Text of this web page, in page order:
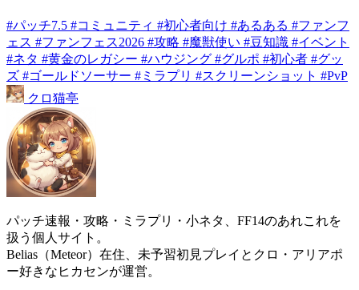
#パッチ7.5 #コミュニティ #初心者向け #あるある #ファンフ
ェス #ファンフェス2026 #攻略 #魔獣使い #豆知識 #イベント
#ネタ #黄金のレガシー #ハウジング #グルポ #初心者 #グッ
ズ #ゴールドソーサー #ミラプリ #スクリーンショット #PvP
クロ猫亭
パッチ速報・攻略・ミラプリ・小ネタ、FF14のあれこれを
扱う個人サイト。
Belias（Meteor）在住、未予習初見プレイとクロ・アリアポ
ー好きなヒカセンが運営。